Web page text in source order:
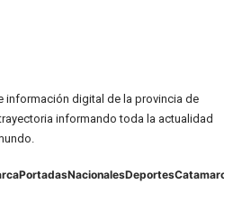
información digital de la provincia de
informando toda la actualidad
PortadasNacionalesDeportesCatamarca